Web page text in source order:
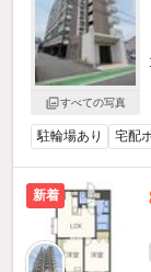
すべての写真
駐輪場あり 宅配
新着